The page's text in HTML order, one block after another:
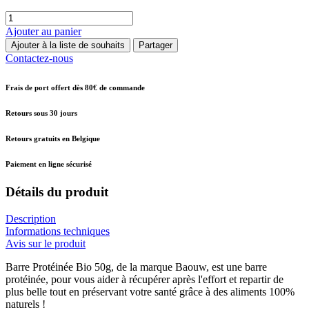
Ajouter au panier
Ajouter à la liste de souhaits Partager
Contactez-nous
Frais de port offert dès 80€ de commande
Retours sous 30 jours
Retours gratuits en Belgique
Paiement en ligne sécurisé
Détails du produit
Description
Informations techniques
Avis sur le produit
Barre Protéinée Bio 50g, de la marque Baouw, est une barre
protéinée, pour vous aider à récupérer après l'effort et repartir de
plus belle tout en préservant votre santé grâce à des aliments 100%
naturels !